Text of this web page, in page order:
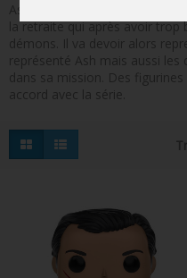
FIGURINES POP MARVEL
FIGURINES POP MUSIQUE
FIGURINES POP SÉRIE TV
FIGURINES POP SPORTS
FIGURINES POP HARRY
FIGURINES POP STAR WARS
Ash vs Evil Dead raconte
la retraite qui après avoir trop
démons. Il va devoir alors
représenté Ash mais aussi
dans sa mission. Des
accord avec la série.